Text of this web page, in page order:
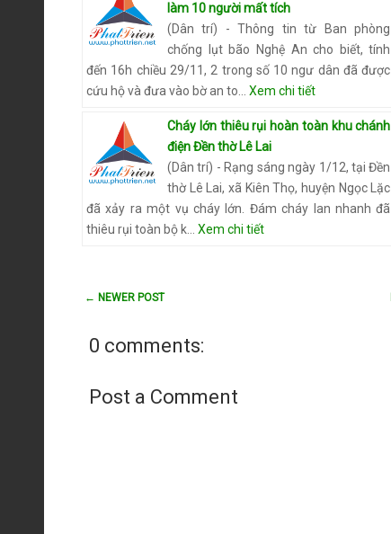
làm 10 người mất tích
(Dân trí) - Thông tin từ Ban phòng
chống lụt bão Nghệ An cho biết, tính
đến 16h chiều 29/11, 2 trong số 10 ngư dân đã được
cứu hộ và đưa vào bờ an to…
Xem chi tiết
Cháy lớn thiêu rụi hoàn toàn khu chánh
điện Đền thờ Lê Lai
(Dân trí) - Rạng sáng ngày 1/12, tại Đền
thờ Lê Lai, xã Kiên Thọ, huyện Ngọc Lặc
đã xảy ra một vụ cháy lớn. Đám cháy lan nhanh đã
thiêu rụi toàn bộ k…
Xem chi tiết
← NEWER POST
0 comments:
Post a Comment